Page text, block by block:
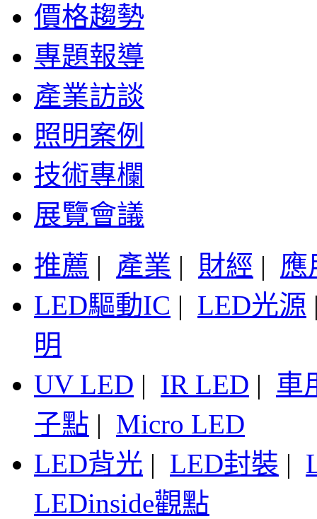
價格趨勢
專題報導
產業訪談
照明案例
技術專欄
展覽會議
推薦 | 產業 | 財經 | 應
LED驅動IC | LED光源
明
UV LED | IR LED | 車
子點 | Micro LED
LED背光 | LED封裝 |
LEDinside觀點